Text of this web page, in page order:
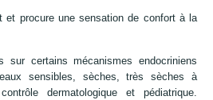
et procure une sensation de confort à la
sur certains mécanismes endocriniens
sensibles, sèches, très sèches à
dermatologique et pédiatrique.